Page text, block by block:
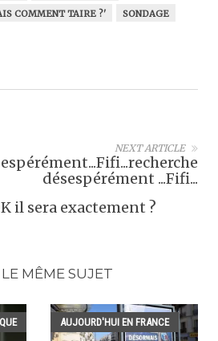
COMMENT TAIRE ?'
SONDAGE
NEXT ARTICLE
désespérément ...Fifi...
il sera exactement ?
MÊME SUJET
AUJOURD'HUI EN FRANCE